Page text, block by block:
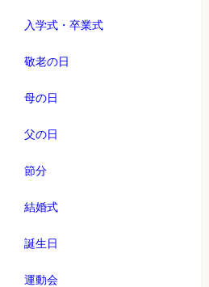
入学式・卒業式
敬老の日
母の日
父の日
節分
結婚式
誕生日
運動会